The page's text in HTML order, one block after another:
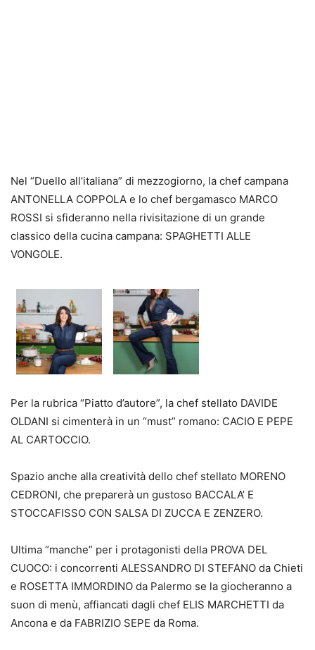
Nel “Duello all’italiana” di mezzogiorno, la chef campana
ANTONELLA COPPOLA e lo chef bergamasco MARCO
ROSSI si sfideranno nella rivisitazione di un grande
classico della cucina campana: SPAGHETTI ALLE
VONGOLE.
Per la rubrica “Piatto d’autore”, la chef stellato DAVIDE
OLDANI si cimenterà in un “must” romano: CACIO E PEPE
AL CARTOCCIO.
Spazio anche alla creatività dello chef stellato MORENO
CEDRONI, che preparerà un gustoso BACCALA’ E
STOCCAFISSO CON SALSA DI ZUCCA E ZENZERO.
Ultima “manche” per i protagonisti della PROVA DEL
CUOCO: i concorrenti ALESSANDRO DI STEFANO da Chieti
e ROSETTA IMMORDINO da Palermo se la giocheranno a
suon di menù, affiancati dagli chef ELIS MARCHETTI da
Ancona e da FABRIZIO SEPE da Roma.